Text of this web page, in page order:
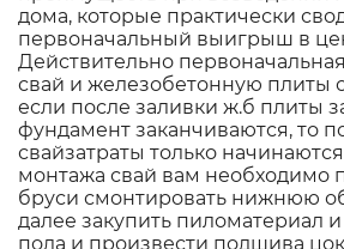
дома, которые практически
первоначальный выигрыш в
Действительно
свай и железобетонную плиты
если после заливки ж.б плиты
фундамент заканчиваются, то
свайзатраты только
монтажа свай вам необходимо
бруси смонтировать нижнюю
далее закупить пиломатериал и
пола и произвести подшива